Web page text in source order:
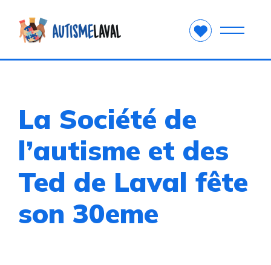
La Société de
l’autisme et des
Ted de Laval fête
son 30eme